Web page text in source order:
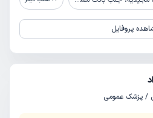
پروفایل
/ پزشک عمومی